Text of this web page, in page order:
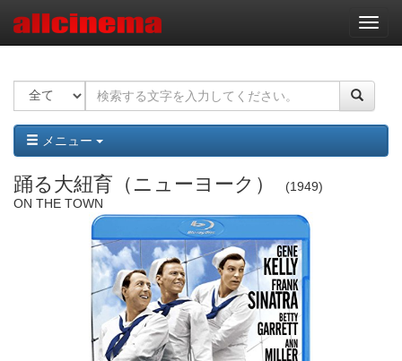
ナ
ビ
ー
ョ
ン
メニュー
踊る大紐育（ニューヨーク）
1949
ON THE TOWN